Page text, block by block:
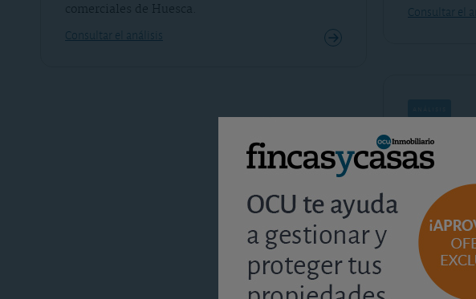
comerciales de Huesca.
Consultar el análisis
Consultar el
Precios
barrios:
Vea los
sus
de
Consultar el